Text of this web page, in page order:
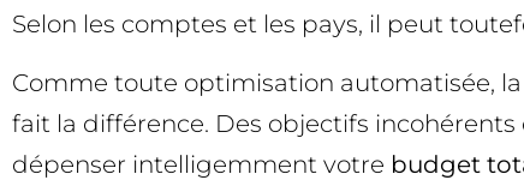
Selon les comptes et les pays, il peut
Comme toute optimisation automatisée,
fait la différence. Des objectifs
dépenser intelligemment votre budget